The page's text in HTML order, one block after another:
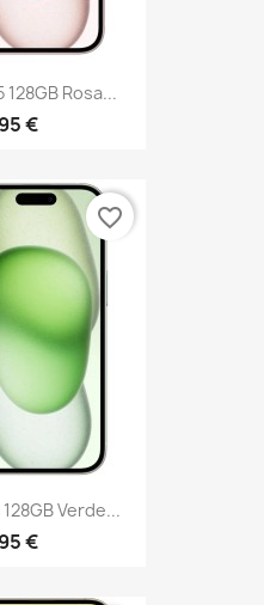
Rosa...
€
Verde...
€
favorite_border